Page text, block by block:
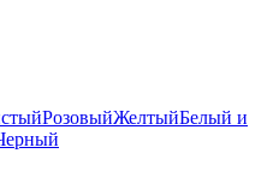
РозовыйЖелтыйБелый и